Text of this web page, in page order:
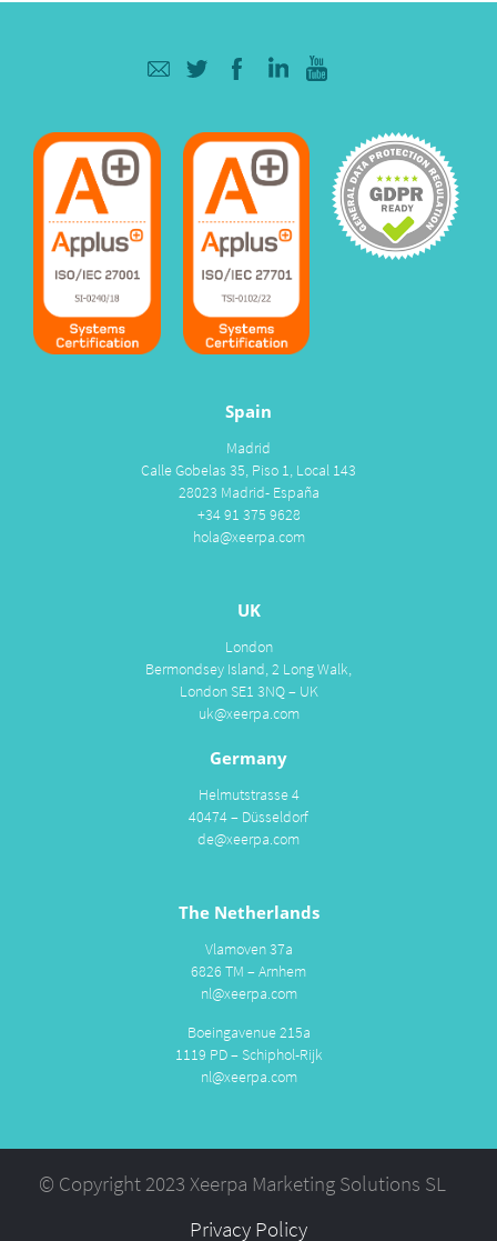
Spain
Madrid
Calle Gobelas 35, Piso 1, Local 143
28023 Madrid- España
+34 91 375 9628
hola@xeerpa.com
UK
London
Bermondsey Island, 2 Long Walk,
London SE1 3NQ – UK
uk@xeerpa.com
Germany
Helmutstrasse 4
40474 – Düsseldorf
de@xeerpa.com
The Netherlands
Vlamoven 37a
6826 TM – Arnhem
nl@xeerpa.com
Boeingavenue 215a
1119 PD – Schiphol-Rijk
nl@xeerpa.com
© Copyright 2023 Xeerpa Marketing Solutions SL
Privacy Policy